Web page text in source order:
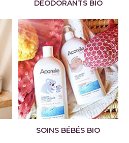
DÉODORANTS BIO
SOINS BÉBÉS BIO